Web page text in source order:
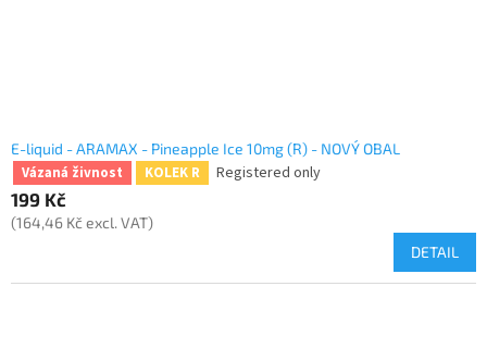
E-liquid - ARAMAX - Pineapple Ice 10mg (R) - NOVÝ OBAL
Vázaná živnost KOLEK R
Registered only
199 Kč
(164,46 Kč excl. VAT)
DETAIL